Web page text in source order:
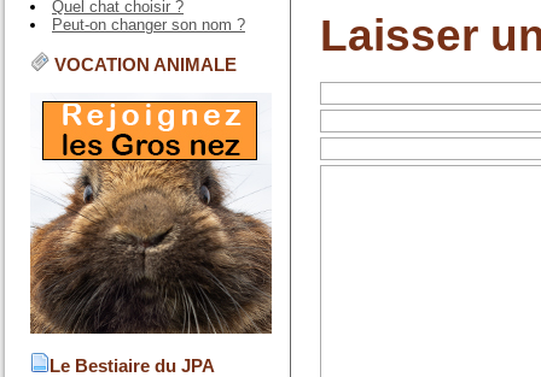
Quel chat choisir ?
Peut-on changer son nom ?
VOCATION ANIMALE
Le Bestiaire du JPA
Laisser